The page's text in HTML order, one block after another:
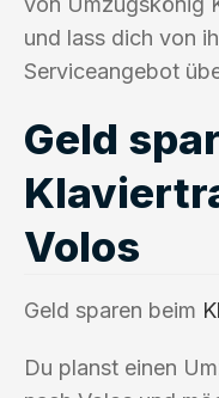
und lass dich von
Serviceangebot
Geld
Volos
Geld sparen beim
Du planst einen